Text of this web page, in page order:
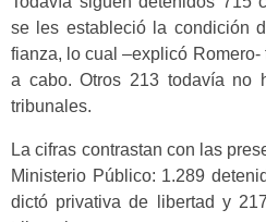
se les estableció la condición
fianza, lo cual –explicó
a cabo. Otros 213 todavía no
tribunales.
La cifras contrastan con las
Ministerio Público: 1.289
dictó privativa de libertad y